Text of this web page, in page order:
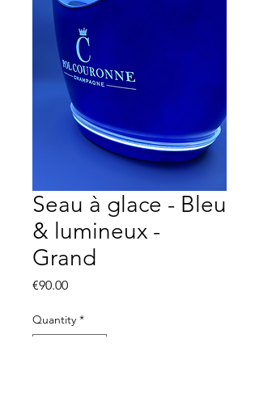
Seau à glace - Bleu
& lumineux -
Grand
€90.00Price
Quantity *